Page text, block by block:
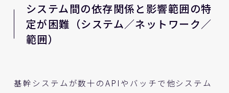
システム間の依存関係と影響範囲の特
定が困難（システム／ネットワーク／
範囲）
基幹システムが数十のAPIやバッチで他システム